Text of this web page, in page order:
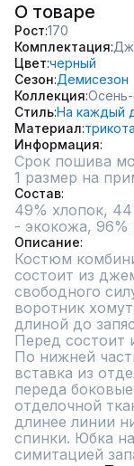
О товаре
Рост 170
Комплектация
Цвет черный
Сезон Демисезон
Коллекция Осень-
СтильНа каждый
Материал
Информация
Срок пошива
1 размер на
Состав
49% хлопок,
- экокожа, 96%
Описание
Костюм
состоит из
свободного
воротник
длиной до
Перед состоит
По нижней
вставка из
переда
отделочной
длинее линии
спинки. Юбка
симитацией